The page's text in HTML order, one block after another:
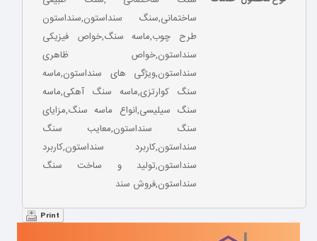
ساختمانی,سنگ سنداستون,سنداستون
طرح چوب,ماسه سنگ,خواص فیزیکی
سنداستون,خواص ظاهری
سنداستون,ویژگی های سنداستون,ماسه
سنگ کوارتزی,ماسه سنگ آهکی,ماسه
سنگ سیلیسی,انواع ماسه سنگ,مزایای
سنگ سنداستون,معایب سنگ
سنداستون,کاربرد سنداستون,کاربرد
سنداستون,تولید و ساخت سنگ
سنداستون,فروش سند
Print